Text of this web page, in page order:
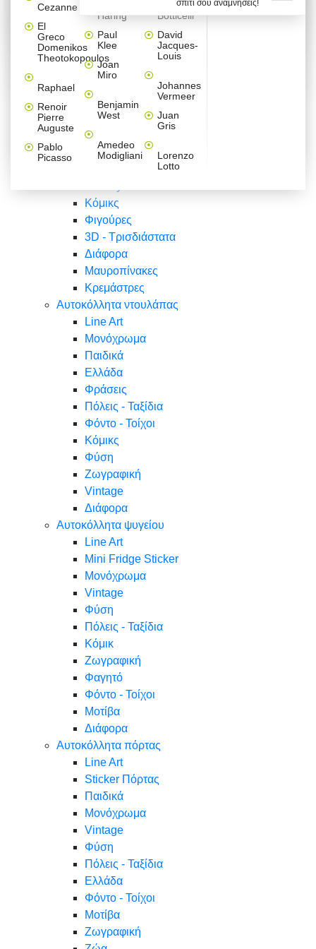
Συρταριέρες Malm Ikea
Λαβύρινθος
ΑΥΤΟΚΟΛΛΗΤΑ ΠΡΙΖΑΣ
ΑΥΤΟΚΟΛΛΗΤΑ LAPTOP
Φόντο
Φράσεις
Διάφορα
Αγορίστικο
Κοριτσίστικο
δωμάτιο
Ζώα
ζωγράφοι
Διάφορα
Φύση
Κόμικς
Ζωγραφική
Vintage
Cezanne
El
Greco
Domenikos
Theotokopoulos
Raphael
Renoir
Pierre
Auguste
Pablo
Picasso
Haring
Paul
Klee
Joan
Miro
Benjamin
West
Amedeo
Modigliani
Sandro
Botticelli
David
Jacques-
Louis
Johannes
Vermeer
Juan
Gris
Lorenzo
Lotto
σπίτι σου αναμνήσεις!
Αυτοκόλλητα τοίχου
Παιδικά
Anime
Αναστημόμετρα
Δέντρα - Λουλούδια
Ναυτικά
Φράσεις
Ζώα
Σπορ
Κόμικς
Φιγούρες
3D - Τρισδιάστατα
Διάφορα
Μαυροπίνακες
Κρεμάστρες
Αυτοκόλλητα ντουλάπας
Line Art
Μονόχρωμα
Παιδικά
Ελλάδα
Φράσεις
Πόλεις - Ταξίδια
Φόντο - Τοίχοι
Κόμικς
Φύση
Ζωγραφική
Vintage
Διάφορα
Αυτοκόλλητα ψυγείου
Line Art
Mini Fridge Sticker
Μονόχρωμα
Vintage
Φύση
Πόλεις - Ταξίδια
Κόμικ
Ζωγραφική
Φαγητό
Φόντο - Τοίχοι
Μοτίβα
Διάφορα
Αυτοκόλλητα πόρτας
Line Art
Sticker Πόρτας
Παιδικά
Μονόχρωμα
Vintage
Φύση
Πόλεις - Ταξίδια
Ελλάδα
Φόντο - Τοίχοι
Μοτίβα
Ζωγραφική